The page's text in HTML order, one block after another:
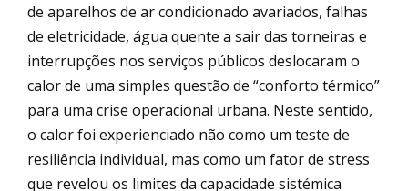
de aparelhos de ar condicionado avariados, falhas
de eletricidade, água quente a sair das torneiras e
interrupções nos serviços públicos deslocaram o
calor de uma simples questão de “conforto térmico”
para uma crise operacional urbana. Neste sentido,
o calor foi experienciado não como um teste de
resiliência individual, mas como um fator de stress
que revelou os limites da capacidade sistémica